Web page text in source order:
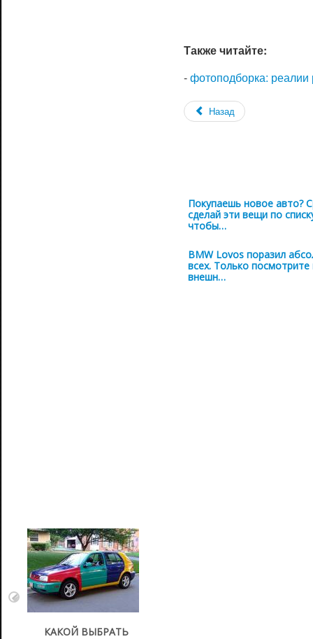
Также читайте:
-фотоподборка: реалии
Назад
Покупаешь новое авто?
сделай эти вещи по
чтобы…
BMW Lovos поразил
всех. Только посмотрите
внешн…
КАКОЙ ВЫБРАТЬ